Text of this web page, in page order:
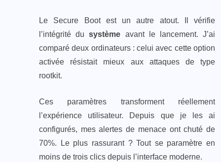
Le Secure Boot est un autre atout. Il vérifie
l’intégrité dusystème avant le lancement. J’ai
comparé deux ordinateurs : celui avec cette option
activée résistait mieux aux attaques de type
rootkit.
Ces paramètres transforment réellement
l’expérience utilisateur. Depuis que je les ai
configurés, mes alertes de menace ont chuté de
70%. Le plus rassurant ? Tout se paramètre en
moins de trois clics depuis l’interface moderne.